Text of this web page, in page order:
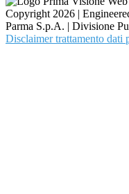
Copyright 2026 |
Parma S.p.A. | Divisione
Disclaimer trattamento dati